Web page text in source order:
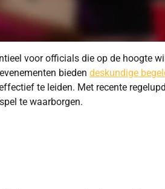
voor officials die op de hoogte
bieden deskundige
te leiden. Met recente
te waarborgen.